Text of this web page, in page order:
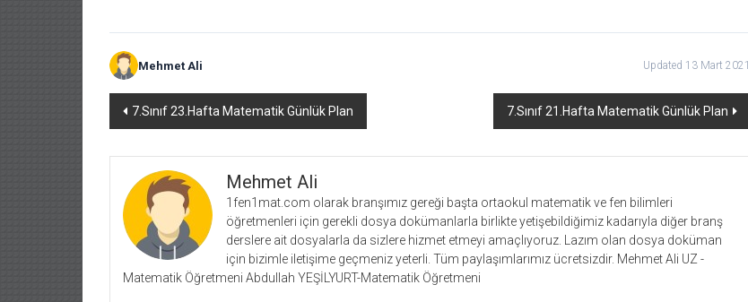
Mehmet Ali Updated 13 Mart 2021
Yazı
7.Sınıf 23.Hafta Matematik Günlük Plan 7.Sınıf 21.Hafta Matematik Günlük Plan
Mehmet Ali
1fen1mat.com olarak branşımız gereği başta ortaokul matematik ve fen bilimleri
öğretmenleri için gerekli dosya dokümanlarla birlikte yetişebildiğimiz kadarıyla diğer branş
derslere ait dosyalarla da sizlere hizmet etmeyi amaçlıyoruz. Lazım olan dosya doküman
için bizimle iletişime geçmeniz yeterli. Tüm paylaşımlarımız ücretsizdir. Mehmet Ali UZ -
Matematik Öğretmeni Abdullah YEŞİLYURT-Matematik Öğretmeni